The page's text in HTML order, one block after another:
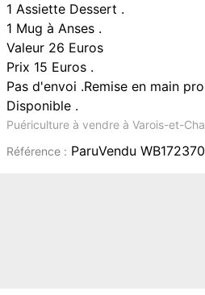
1 Assiette Dessert .
1 Mug à Anses .
Valeur 26 Euros
Prix 15 Euros .
Pas d'envoi .Remise en main
Disponible .
Puériculture à vendre à Varois-et-
Référence : ParuVendu